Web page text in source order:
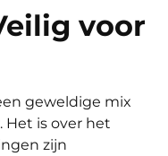
voor
geweldige mix
is over het
zijn